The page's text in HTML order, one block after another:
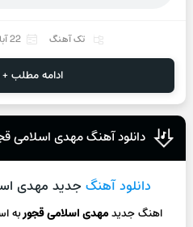
تک آهنگ 22 آبان 1404
ادامه مطلب +
دانلود آهنگ مهدی اسلامی
دانلود آهنگ جدید مهدی
اهنگ جدیدمهدی اسلامی قجوربه